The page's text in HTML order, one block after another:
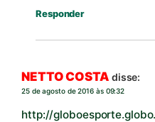
Responder
NETTO COSTA disse:
25 de agosto de 2016 às 09:32
http://